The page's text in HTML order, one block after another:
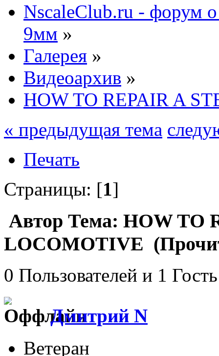
NscaleClub.ru - форум
9мм »
Галерея »
Видеоархив »
HOW TO REPAIR A
« предыдущая тема
Печать
Страницы: [1]
Автор Тема: HOW TO
LOCOMOTIVE
0 Пользователей и 1
Дмитрий N
Ветеран